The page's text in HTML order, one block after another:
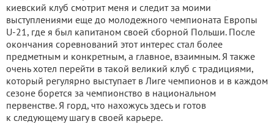
киевский клуб смотрит меня и следит за моими
выступлениями еще до молодежного чемпионата Европы
U-21, где я был капитаном своей сборной Польши. После
окончания соревнований этот интерес стал более
предметным и конкретным, а главное, взаимным. Я также
очень хотел перейти в такой великий клуб с традициями,
который регулярно выступает в Лиге чемпионов и в каждом
сезоне борется за чемпионство в национальном
первенстве. Я горд, что нахожусь здесь и готов
к следующему шагу в своей карьере.